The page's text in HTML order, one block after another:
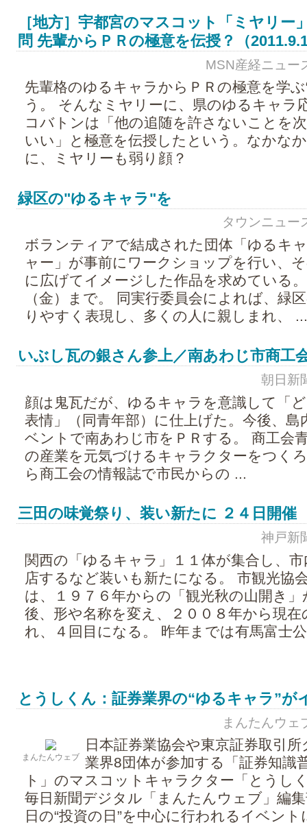
［地方］宇都宮のマスコット「ミヤリー
問 先輩からＰＲの極意を伝授？（
MSN産経ニュー
先輩格のゆるキャラからＰＲの極意を学ぶ
う。 そんなミヤリーに、県のゆるキャラ
コバトンは「他の追随を許さないことを
いい」と極意を伝授したという。なかな
に、ミヤリーも弱り顔？
緑区の"ゆるキャラ"を
タウンニュー
ボランティアで結成された団体「ゆるキ
ャー」が事前にワークショップを行い、
に広げてイメージした作品を求めている
（金）まで。 同実行委員会によれば、緑
りやすく表現し、多くの人に親しまれ、 ...
いぶし瓦の銀さん参上／南あわじ市商工
朝日新
顔は鬼瓦だが、ゆるキャラを意識して「
表情」（同青年部）に仕上げた。今後、
ベントで南あわじ市をＰＲする。 商工会
の産業を元気づけるキャラクターをつく
ら商工会の情報誌で市民からの ...
三田の味覚祭り、装い新たに ２４日開催
神戸新
関西の「ゆるキャラ」１１体が集合し、
店するなど装いも新たになる。 市観光協
は、１９７６年からの「観光秋の山開き
後、形や名称を変え、２００８年から現在
れ、４回目になる。 昨年までは有馬富士
とうしくん：証券業界の“ゆるキャラ”が
まんたんウェ
まんたんウェブ
日本証券業協会や東京証券取引
業界8団体が参加する「証券知識
ト」のマスコットキャラクター「とうし
毎日新聞デジタル「まんたんウェブ」編
日の“投資の日”を中心に行われるイベン